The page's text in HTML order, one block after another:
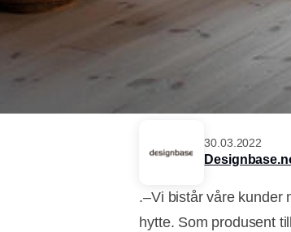
30.03.2022
.–Vi bistår våre kunder
hytte. Som produsent